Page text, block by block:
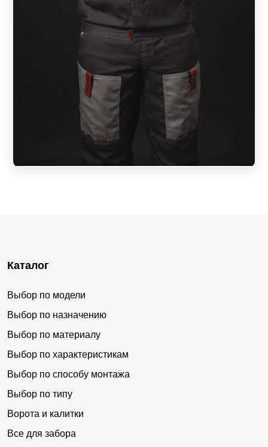
Каталог
Выбор по модели
Выбор по назначению
Выбор по материалу
Выбор по характеристикам
Выбор по способу монтажа
Выбор по типу
Ворота и калитки
Все для забора